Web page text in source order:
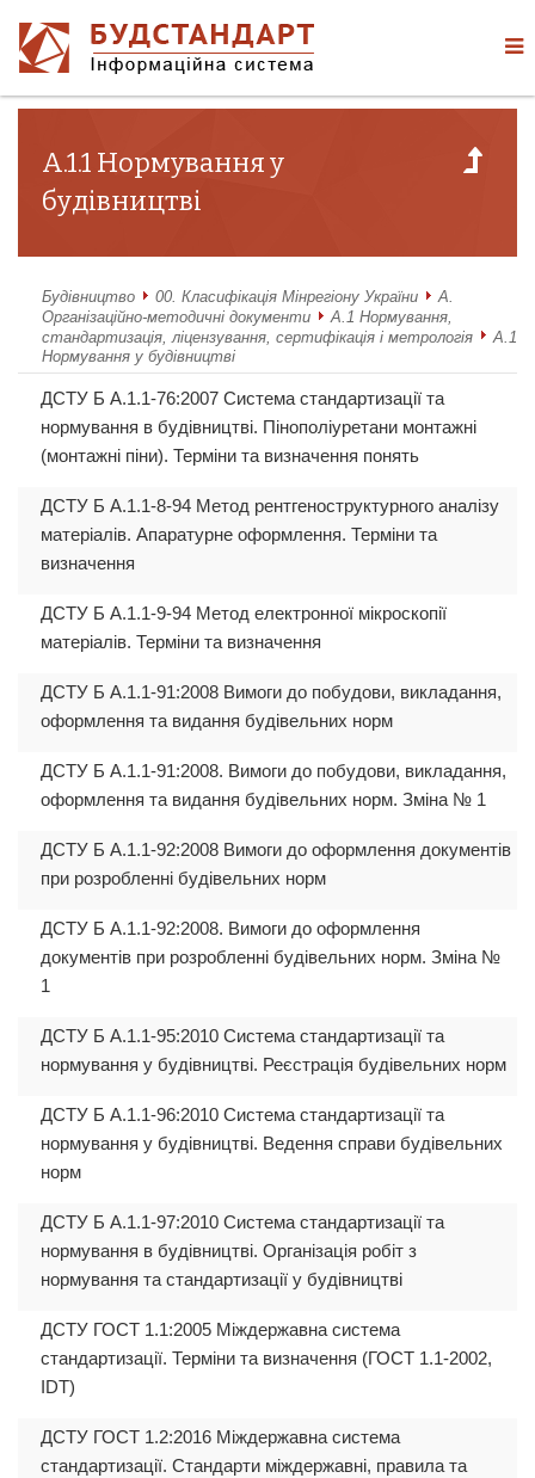
А.1.1 Нормування у
будівництві
Будівництво 00. Класифікація Мінрегіону України
А.
Організаційно-методичні документи
А.1 Нормування,
стандартизація, ліцензування, сертифікація і метрологія
А.1.1
Нормування у будівництві
ДСТУ Б А.1.1-76:2007 Система стандартизації та
нормування в будівництві. Пінополіуретани монтажні
(монтажні піни). Терміни та визначення понять
ДСТУ Б А.1.1-8-94 Метод рентгеноструктурного аналізу
матеріалів. Апаратурне оформлення. Терміни та
визначення
ДСТУ Б А.1.1-9-94 Метод електронної мікроскопії
матеріалів. Терміни та визначення
ДСТУ Б А.1.1-91:2008 Вимоги до побудови, викладання,
оформлення та видання будівельних норм
ДСТУ Б А.1.1-91:2008. Вимоги до побудови, викладання,
оформлення та видання будівельних норм. Зміна № 1
ДСТУ Б А.1.1-92:2008 Вимоги до оформлення документів
при розробленні будівельних норм
ДСТУ Б А.1.1-92:2008. Вимоги до оформлення
документів при розробленні будівельних норм. Зміна №
1
ДСТУ Б А.1.1-95:2010 Система стандартизації та
нормування у будівництві. Реєстрація будівельних норм
ДСТУ Б А.1.1-96:2010 Система стандартизації та
нормування у будівництві. Ведення справи будівельних
норм
ДСТУ Б А.1.1-97:2010 Система стандартизації та
нормування в будівництві. Організація робіт з
нормування та стандартизації у будівництві
ДСТУ ГОСТ 1.1:2005 Міждержавна система
стандартизації. Терміни та визначення (ГОСТ 1.1-2002,
IDT)
ДСТУ ГОСТ 1.2:2016 Міждержавна система
стандартизації. Стандарти міждержавні, правила та